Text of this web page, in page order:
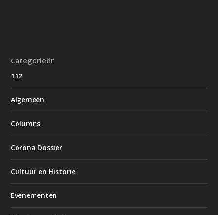
Categorieën
112
Algemeen
Columns
Corona Dossier
Cultuur en Historie
Evenementen